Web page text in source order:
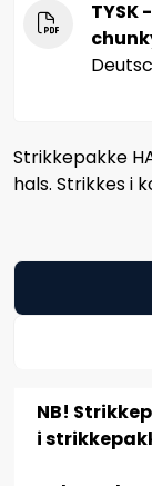
TYSK
Strikkepakke
hals. Strikkes i
NB!
i